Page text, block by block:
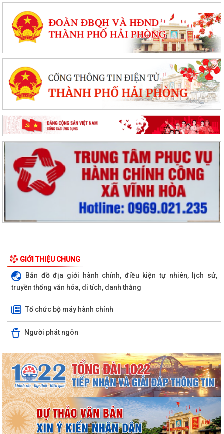
GIỚI THIỆU CHUNG
Bản đồ địa giới hành chính, điều kiện tự nhiên, lịch sử,
truyền thống văn hóa, di tích, danh thắng
Tổ chức bộ máy hành chính
Người phát ngôn